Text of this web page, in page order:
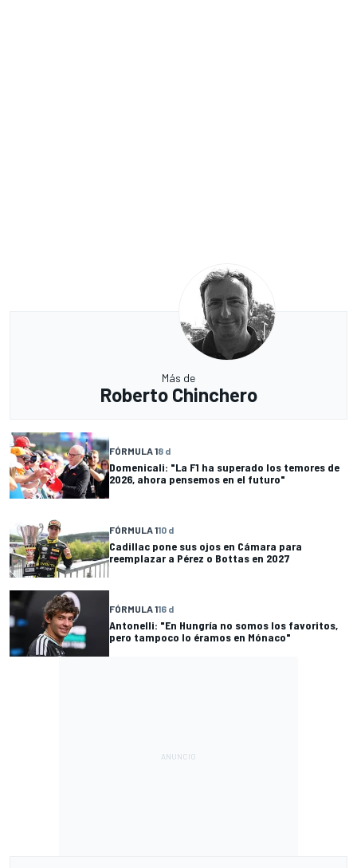
Más de
Roberto Chinchero
FÓRMULA 18 d
Domenicali: "La F1 ha superado los temores de
2026, ahora pensemos en el futuro"
FÓRMULA 110 d
Cadillac pone sus ojos en Cámara para
reemplazar a Pérez o Bottas en 2027
FÓRMULA 116 d
Antonelli: "En Hungría no somos los favoritos,
pero tampoco lo éramos en Mónaco"